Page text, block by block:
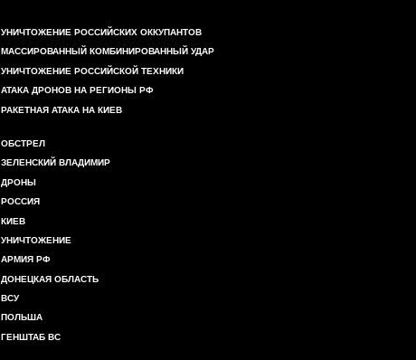
УНИЧТОЖЕНИЕ РОССИЙСКИХ ОККУПАНТОВ
МАССИРОВАННЫЙ КОМБИНИРОВАННЫЙ УДАР
УНИЧТОЖЕНИЕ РОССИЙСКОЙ ТЕХНИКИ
АТАКА ДРОНОВ НА РЕГИОНЫ РФ
РАКЕТНАЯ АТАКА НА КИЕВ
ОБСТРЕЛ
ЗЕЛЕНСКИЙ ВЛАДИМИР
ДРОНЫ
РОССИЯ
КИЕВ
УНИЧТОЖЕНИЕ
АРМИЯ РФ
ДОНЕЦКАЯ ОБЛАСТЬ
ВСУ
ПОЛЬША
ГЕНШТАБ ВС